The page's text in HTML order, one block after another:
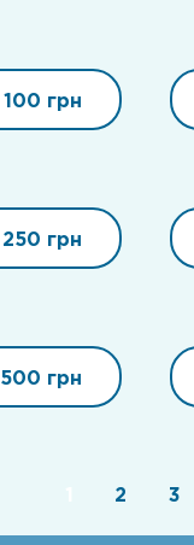
100 грн
250 грн
500 грн
2 3